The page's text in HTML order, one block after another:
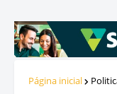
Página inicial